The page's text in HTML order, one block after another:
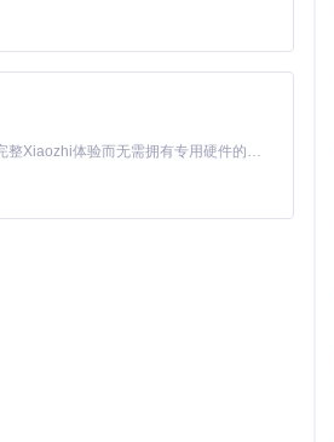
度比64核CPU快4倍，且内存占用降
分析。
基于Python的Xiaozhi AI，适用于想要完整Xiaozhi体验而无需拥有专用硬件的用户。